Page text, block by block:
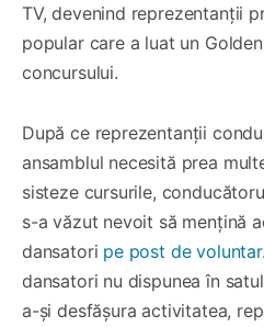
TV, devenind reprezentanții
popular care a luat un
concursului.
După ce reprezentanții
ansamblul necesită prea
sisteze cursurile,
s-a văzut nevoit să mențină
dansatori pe post de voluntar
dansatori nu dispunea în
a-și desfășura activitatea,